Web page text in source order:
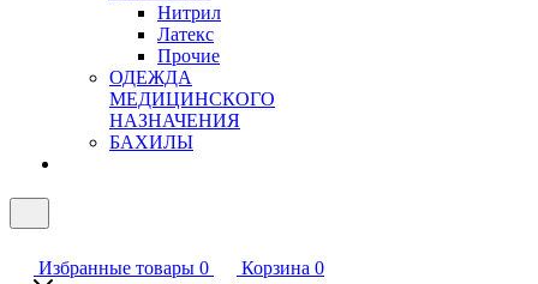
Нитрил
Латекс
Прочие
ОДЕЖДА
МЕДИЦИНСКОГО
НАЗНАЧЕНИЯ
БАХИЛЫ
Избранные товары 0 Корзина 0